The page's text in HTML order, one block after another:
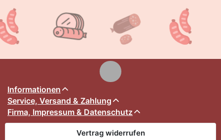
Informationen
Service, Versand & Zahlung
Firma, Impressum & Datenschutz
Vertrag widerrufen